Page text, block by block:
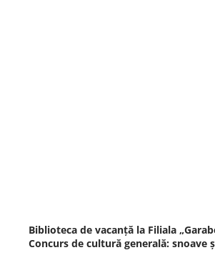
Biblioteca de vacanță la Filiala
Concurs de cultură generală: snoave